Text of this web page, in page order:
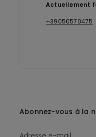
Actuellement
+39050570475
Abonnez-vous à la